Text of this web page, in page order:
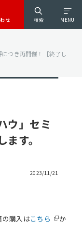
検索 MENU
せ
につき再開催！【終了し
ウ」セミ
す。
2023/11/21
購入はこちら
か